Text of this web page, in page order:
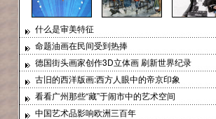
史治科 杨林兴 邹湘溪
什么是审美特征
命题油画在民间受到热捧
德国街头画家创作3D立体画 刷新世界纪录
古旧的西洋版画:西方人眼中的帝京印象
看看广州那些“藏”于闹市中的艺术空间
中国艺术品影响欧洲三百年